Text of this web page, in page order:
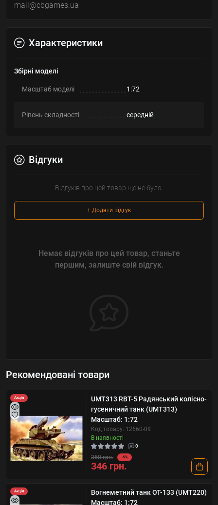
mail@cbgames.ua
Характеристики
Збірні моделі
Масштаб моделі 1:72
Рівень складності середній
Відгуки
Відгуків про цей товар ще не було.
+ Додати відгук
Немає відгуків про цей товар, станьте
першим, залиште свій відгук.
Рекомендовані товари
Акція
UMT313 RBT-5 Радянський колісно-
гусеничний танк (UMT313)
Масштаб: 1:72
Код товару: 12660-09
В наявності
0
368 грн. -6%
346 грн.
Акція
Вогнеметний танк ОТ-133 (UMT220)
Масштаб: 1:72